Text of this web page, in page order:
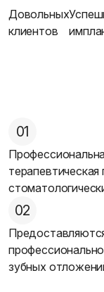
Довольных
клиентов
01
02
зубных